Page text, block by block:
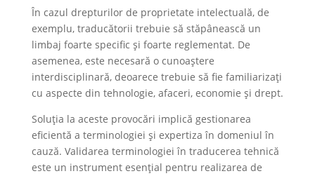
În cazul drepturilor de proprietate intelectuală, de
exemplu, traducătorii trebuie să stăpânească un
limbaj foarte specific și foarte reglementat. De
asemenea, este necesară o cunoaștere
interdisciplinară, deoarece trebuie să fie familiarizați
cu aspecte din tehnologie, afaceri, economie și drept.
Soluția la aceste provocări implică gestionarea
eficientă a terminologiei și expertiza în domeniul în
cauză. Validarea terminologiei în traducerea tehnică
este un instrument esențial pentru realizarea de